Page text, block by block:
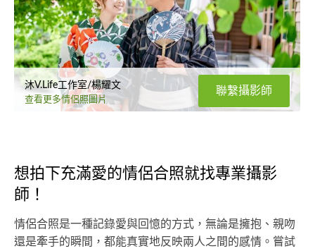
沐V.Life工作室/楊耀文
查看更多情侶照圖片
聯繫攝影師
想拍下充滿愛的情侶合照就找專業攝影
師！
情侶合照是一種記錄愛與回憶的方式，無論是擁抱、親吻
還是牽手的瞬間，都能真實地反映兩人之間的感情。嘗試